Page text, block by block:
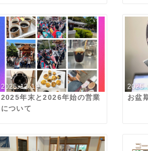
2025.12.19
2025年末と2026年始の営業
について
お盆